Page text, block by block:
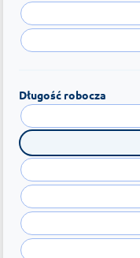
Długość robocza